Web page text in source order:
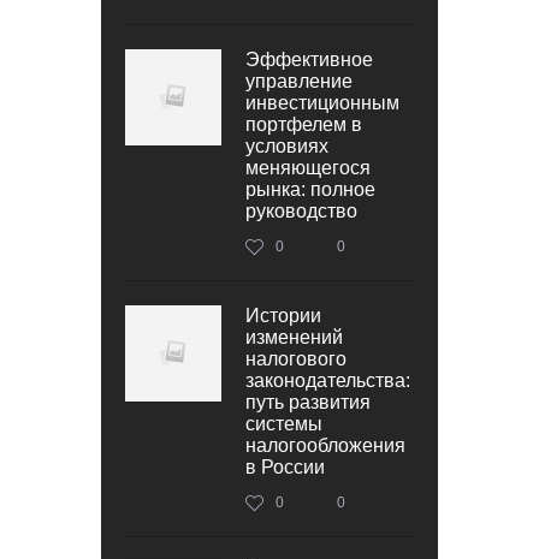
Эффективное
управление
инвестиционным
портфелем в
условиях
меняющегося
рынка: полное
руководство
0 0
Истории
изменений
налогового
законодательства:
путь развития
системы
налогообложения
в России
0 0